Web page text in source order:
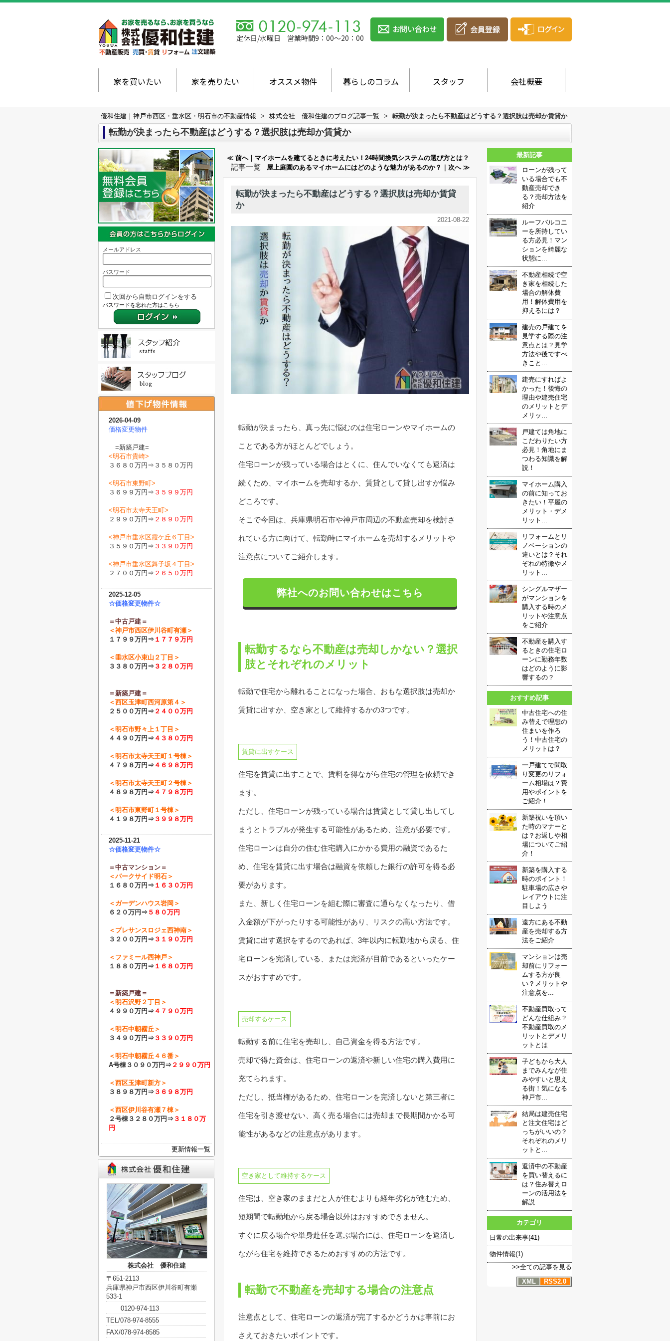
定休日/水曜日 営業時間9：00～20：00
家を買いたい 家を売りたい オススメ物件 暮らしのコラム スタッフ 会社概要
優和住建｜神戸市西区・垂水区・明石市の不動産情報 > 株式会社 優和住建のブログ記事一覧 > 転勤が決まったら不動産はどうする？選択肢は売却か賃貸か
転勤が決まったら不動産はどうする？選択肢は売却か賃貸か
≪ 前へ｜マイホームを建てるときに考えたい！24時間換気システムの選び方とは？
記事一覧 屋上庭園のあるマイホームにはどのような魅力があるのか？｜次へ ≫
転勤が決まったら不動産はどうする？選択肢は売却か賃貸
か
2021-08-22
転勤が決まったら、真っ先に悩むのは住宅ローンやマイホームの
ことである方がほとんどでしょう。
住宅ローンが残っている場合はとくに、住んでいなくても返済は
続くため、マイホームを売却するか、賃貸として貸し出すか悩み
どころです。
そこで今回は、兵庫県明石市や神戸市周辺の不動産売却を検討さ
れている方に向けて、転勤時にマイホームを売却するメリットや
注意点についてご紹介します。
弊社へのお問い合わせはこちら
転勤するなら不動産は売却しかない？選択
肢とそれぞれのメリット
転勤で住宅から離れることになった場合、おもな選択肢は売却か
賃貸に出すか、空き家として維持するかの3つです。
賃貸に出すケース
住宅を賃貸に出すことで、賃料を得ながら住宅の管理を依頼でき
ます。
ただし、住宅ローンが残っている場合は賃貸として貸し出してし
まうとトラブルが発生する可能性があるため、注意が必要です。
住宅ローンは自分の住む住宅購入にかかる費用の融資であるた
め、住宅を賃貸に出す場合は融資を依頼した銀行の許可を得る必
要があります。
また、新しく住宅ローンを組む際に審査に通らなくなったり、借
入金額が下がったりする可能性があり、リスクの高い方法です。
賃貸に出す選択をするのであれば、3年以内に転勤地から戻る、住
宅ローンを完済している、または完済が目前であるといったケー
スがおすすめです。
売却するケース
転勤する前に住宅を売却し、自己資金を得る方法です。
売却で得た資金は、住宅ローンの返済や新しい住宅の購入費用に
充てられます。
ただし、抵当権があるため、住宅ローンを完済しないと第三者に
住宅を引き渡せない、高く売る場合には売却まで長期間かかる可
能性があるなどの注意点があります。
空き家として維持するケース
住宅は、空き家のままだと人が住むよりも経年劣化が進むため、
短期間で転勤地から戻る場合以外はおすすめできません。
すぐに戻る場合や単身赴任を選ぶ場合には、住宅ローンを返済し
ながら住宅を維持できるためおすすめの方法です。
転勤で不動産を売却する場合の注意点
注意点として、住宅ローンの返済が完了するかどうかは事前にお
さえておきたいポイントです。
最新記事
ローンが残って
いる場合でも不
動産売却でき
る？売却方法を
紹介
ルーフバルコニ
ーを所持してい
る方必見！マン
ションを綺麗な
状態に...
不動産相続で空
き家を相続した
場合の解体費
用！解体費用を
抑えるには？
建売の戸建てを
見学する際の注
意点とは？見学
方法や後ですべ
きこと...
建売にすればよ
かった！後悔の
理由や建売住宅
のメリットとデ
メリッ...
戸建ては角地に
こだわりたい方
必見！角地にま
つわる知識を解
説！
マイホーム購入
の前に知ってお
きたい！平屋の
メリット・デメ
リット...
リフォームとリ
ノベーションの
違いとは？それ
ぞれの特徴やメ
リット...
シングルマザー
がマンションを
購入する時のメ
リットや注意点
をご紹介
不動産を購入す
るときの住宅ロ
ーンに勤務年数
はどのように影
響するの？
おすすめ記事
中古住宅への住
み替えで理想の
住まいを作ろ
う！中古住宅の
メリットは？
一戸建てで間取
り変更のリフォ
ーム相場は？費
用やポイントを
ご紹介！
新築祝いを頂い
た時のマナーと
は？お返しや相
場についてご紹
介！
新築を購入する
時のポイント！
駐車場の広さや
レイアウトに注
目しよう
遠方にある不動
産を売却する方
法をご紹介
マンションは売
却前にリフォー
ムする方が良
い？メリットや
注意点を...
不動産買取って
どんな仕組み？
不動産買取のメ
リットとデメリ
ットとは
子どもから大人
までみんなが住
みやすいと思え
る街！気になる
神戸市...
結局は建売住宅
と注文住宅はど
っちがいいの？
それぞれのメリ
ットと...
返済中の不動産
を買い替えるに
は？住み替えロ
ーンの活用法を
解説
カテゴリ
日常の出来事(41)
物件情報(1)
>>全ての記事を見る
XML
RSS2.0
メールアドレス
パスワード
次回から自動ログインをする
パスワードを忘れた方はこちら
2026-04-09
価格変更物件
=新築戸建=
<明石市貴崎>
３６８０万円⇒３５８０万円
<明石市東野町>
３６９９万円⇒ ３５９９万円
<明石市太寺天王町>
２９９０万円⇒ ２８９０万円
<神戸市垂水区霞ケ丘６丁目>
３５９０万円⇒ ３３９０万円
<神戸市垂水区舞子坂４丁目>
２７００万円⇒ ２６５０万円
2025-12-05
☆価格変更物件☆
＝中古戸建＝
＜神戸市西区伊川谷町有瀬 ＞
１７９９万円⇒ １７７９万円
＜垂水区小束山２丁目 ＞
３３８０万円⇒ ３２８０万円
＝新築戸建＝
＜西区玉津町西河原第４ ＞
２５００万円⇒ ２４００万円
＜明石市野々上１丁目 ＞
４４９０万円⇒ ４３８０万円
＜明石市太寺天王町１号棟 ＞
４７９８万円⇒ ４６９８万円
＜明石市太寺天王町２号棟 ＞
４８９８万円⇒ ４７９８万円
＜明石市東野町１号棟 ＞
４１９８万円⇒ ３９９８万円
2025-11-21
☆価格変更物件☆
＝中古マンション＝
＜パークサイド明石＞
１６８０万円⇒ １６３０万円
＜ガーデンハウス岩岡＞
６２０万円⇒ ５８０万円
＜プレサンスロジェ西神南＞
３２００万円⇒ ３１９０万円
＜ファミール西神戸＞
１８８０万円⇒ １６８０万円
＝新築戸建＝
＜明石沢野２丁目＞
４９９０万円⇒ ４７９０万円
＜明石中朝霧丘＞
３４９０万円⇒ ３３９０万円
＜明石中朝霧丘４６番＞
A号棟 ３０９０万円⇒ ２９９０万円
＜西区玉津町新方＞
３８９８万円⇒ ３６９８万円
＜西区伊川谷有瀬７棟＞
２号棟 ３２８０万円⇒ ３１８０万
円
更新情報一覧
株式会社 優和住建
〒651-2113
兵庫県神戸市西区伊川谷町有瀬
533-1
0120-974-113
TEL/078-974-8555
FAX/078-974-8585